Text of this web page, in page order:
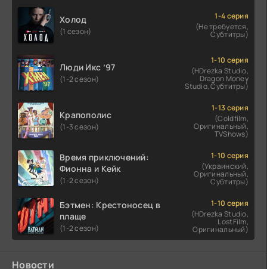
Холод
(1 сезон)
1-4 серия
(Не требуется,
Субтитры)
Люди Икс ’97
(1-2 сезон)
1-10 серия
(HDrezka Studio,
Dragon Money
Studio, Субтитры)
Крапополис
(1-3 сезон)
1-13 серия
(Coldfilm,
Оригинальный,
TVShows)
Время приключений:
Фионна и Кейк
(1-2 сезон)
1-10 серия
(Украинский,
Оригинальный,
Субтитры)
Бэтмен: Крестоносец в
плаще
(1-2 сезон)
1-10 серия
(HDrezka Studio,
LostFilm,
Оригинальный)
Новости